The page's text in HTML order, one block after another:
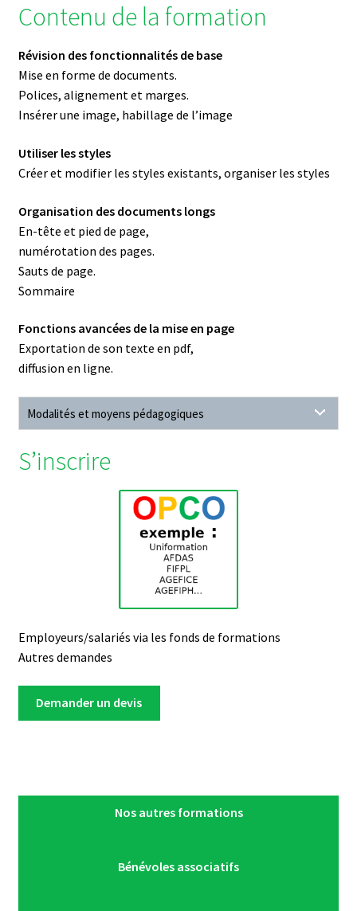
Contenu de la formation
Révision des fonctionnalités de base
Mise en forme de documents.
Polices, alignement et marges.
Insérer une image, habillage de l’image
Utiliser les styles
Créer et modifier les styles existants, organiser les styles
Organisation des documents longs
En-tête et pied de page,
numérotation des pages.
Sauts de page.
Sommaire
Fonctions avancées de la mise en page
Exportation de son texte en pdf,
diffusion en ligne.
Modalités et moyens pédagogiques
S’inscrire
Employeurs/salariés via les fonds de formations
Autres demandes
Demander un devis
Nos autres formations
Bénévoles associatifs